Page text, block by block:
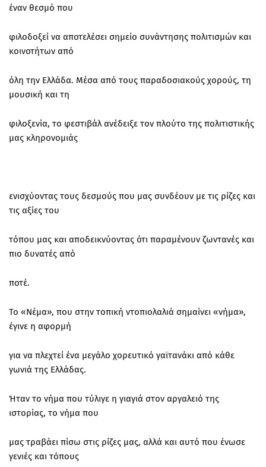
έναν θεσμό που
φιλοδοξεί να αποτελέσει σημείο συνάντησης πολιτισμών και
κοινοτήτων από
όλη την Ελλάδα. Μέσα από τους παραδοσιακούς χορούς, τη
μουσική και τη
φιλοξενία, το φεστιβάλ ανέδειξε τον πλούτο της πολιτιστικής
μας κληρονομιάς
ενισχύοντας τους δεσμούς που μας συνδέουν με τις ρίζες και
τις αξίες του
τόπου μας και αποδεικνύοντας ότι παραμένουν ζωντανές και
πιο δυνατές από
ποτέ.
Το «Νέμα», που στην τοπική ντοπιολαλιά σημαίνει «νήμα»,
έγινε η αφορμή
για να πλεχτεί ένα μεγάλο χορευτικό γαϊτανάκι από κάθε
γωνιά της Ελλάδας.
Ήταν το νήμα που τύλιγε η γιαγιά στον αργαλειό της
ιστορίας, το νήμα που
μας τραβάει πίσω στις ρίζες μας, αλλά και αυτό που ένωσε
γενιές και τόπους